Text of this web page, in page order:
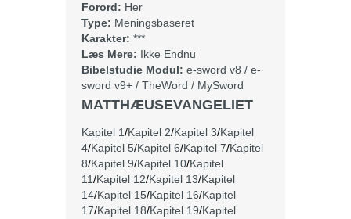
Forord: Her
Type: Meningsbaseret
Karakter: ***
Læs Mere: Ikke Endnu
Bibelstudie Modul: e-sword v8 / e-
sword v9+ / TheWord / MySword
MATTHÆUSEVANGELIET
Kapitel 1/Kapitel 2/Kapitel 3/Kapitel
4/Kapitel 5/Kapitel 6/Kapitel 7/Kapitel
8/Kapitel 9/Kapitel 10/Kapitel
11/Kapitel 12/Kapitel 13/Kapitel
14/Kapitel 15/Kapitel 16/Kapitel
17/Kapitel 18/Kapitel 19/Kapitel